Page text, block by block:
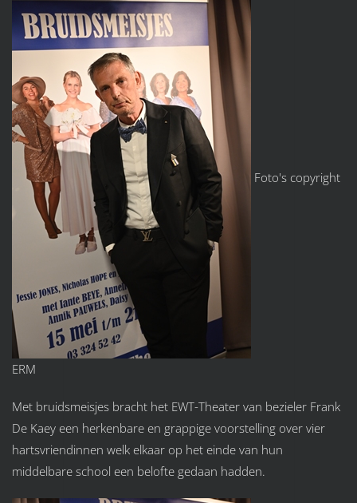
Foto's copyright
ERM
Met bruidsmeisjes bracht het EWT-Theater van bezieler Frank
De Kaey een herkenbare en grappige voorstelling over vier
hartsvriendinnen welk elkaar op het einde van hun
middelbare school een belofte gedaan hadden.